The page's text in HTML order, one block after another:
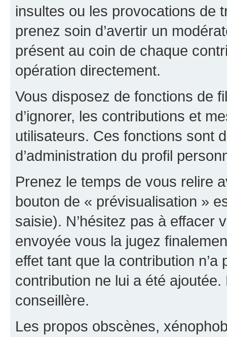
insultes ou les provocations de
prenez soin d’avertir un
présent au coin de chaque
opération directement.
Vous disposez de fonctions de
d’ignorer, les contributions et
utilisateurs. Ces fonctions sont
d’administration du profil
Prenez le temps de vous relire
bouton de « prévisualisation »
saisie). N’hésitez pas à effacer
envoyée vous la jugez
effet tant que la contribution n’a
contribution ne lui a été
conseillère.
Les propos obscènes,